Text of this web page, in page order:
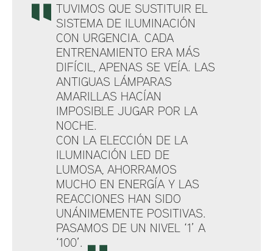
TUVIMOS QUE SUSTITUIR EL
SISTEMA DE ILUMINACIÓN
CON URGENCIA. CADA
ENTRENAMIENTO ERA MÁS
DIFÍCIL, APENAS SE VEÍA. LAS
ANTIGUAS LÁMPARAS
AMARILLAS HACÍAN
IMPOSIBLE JUGAR POR LA
NOCHE.
CON LA ELECCIÓN DE LA
ILUMINACIÓN LED DE
LUMOSA, AHORRAMOS
MUCHO EN ENERGÍA Y LAS
REACCIONES HAN SIDO
UNÁNIMEMENTE POSITIVAS.
PASAMOS DE UN NIVEL ‘1’ A
‘100’.